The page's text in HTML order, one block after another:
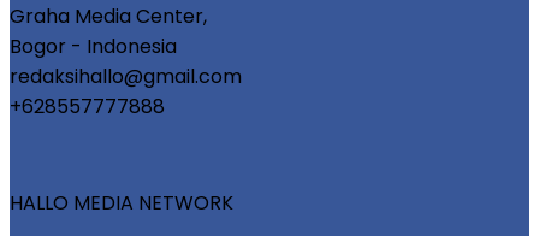
Graha Media Center,
Bogor - Indonesia
redaksihallo@gmail.com
+628557777888
HALLO MEDIA NETWORK